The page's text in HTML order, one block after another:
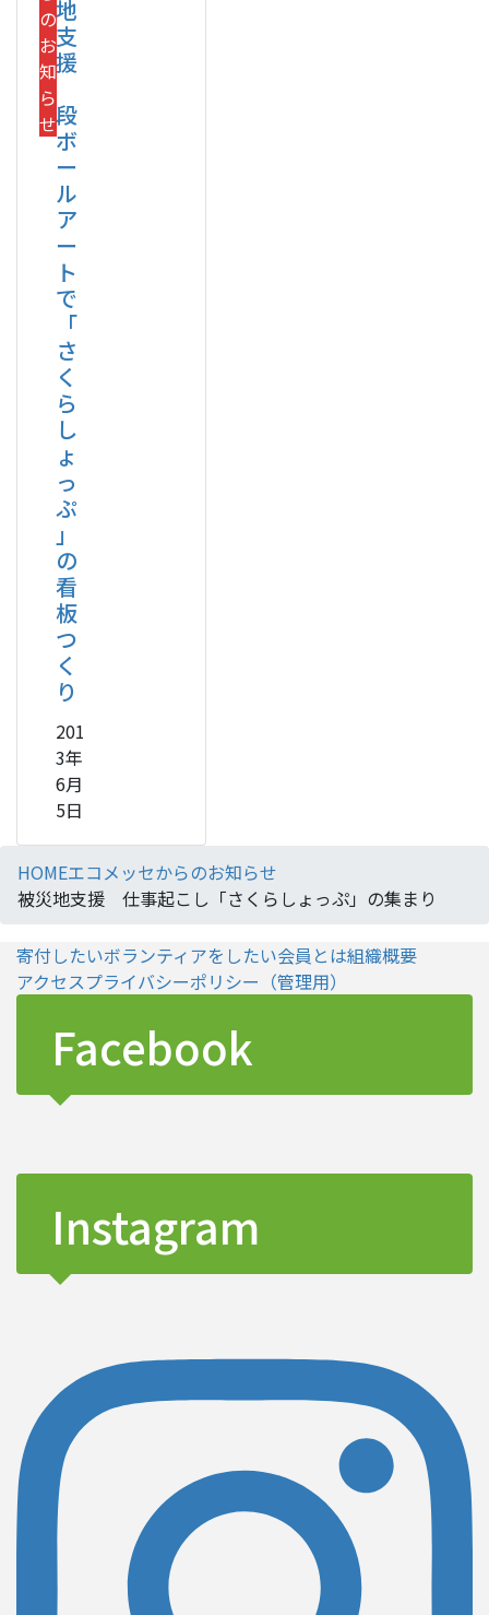
の
お
知
ら
せ
地
支
援
段
ボ
ー
ル
ア
ー
ト
で
「
さ
く
ら
し
ょ
っ
ぷ
」
の
看
板
つ
く
り
201
3年
6月
5日
HOMEエコメッセからのお知らせ
被災地支援 仕事起こし「さくらしょっぷ」の集まり
寄付したいボランティアをしたい会員とは組織概要
アクセスプライバシーポリシー （管理用）
Facebook
Instagram